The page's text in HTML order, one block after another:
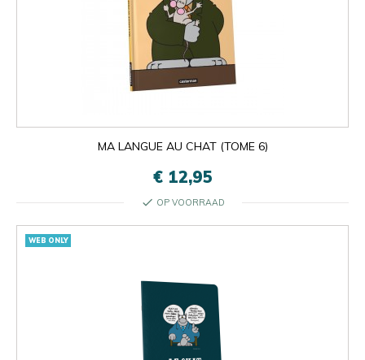
MA LANGUE AU CHAT (TOME 6)
€ 12,95
check OP VOORRAAD
WEB ONLY